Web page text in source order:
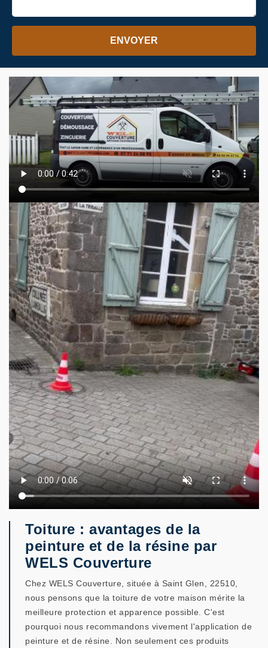
Toiture : avantages de la
peinture et de la résine par
WELS Couverture
Chez WELS Couverture, située à Saint Glen, 22510,
nous pensons que la toiture de votre maison mérite la
meilleure protection et apparence possible. C'est
pourquoi nous recommandons vivement l'application de
peinture et de résine. Non seulement ces produits